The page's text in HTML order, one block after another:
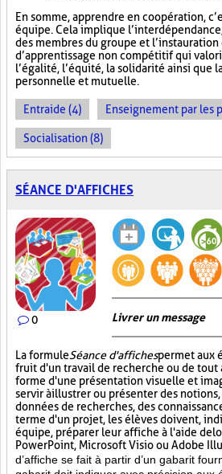
En somme, apprendre en coopération,
équipe. Cela implique
des membres du groupe et l’instauration
d’apprentissage non compétitif qui
l’égalité, l’équité, la solidarité ainsi que
personnelle et mutuelle.
Entraide (4) Enseignement par les
Socialisation (8)
SÉANCE D'AFFICHES
0 Livrer un message
La formuleSéance d'affichespermet aux
fruit d'un travail de recherche ou de tout
forme d'une présentation visuelle et
servir à illustrer ou présenter des notions,
données de recherches, des
terme d'un projet, les élèves doivent,
équipe, préparer leur affiche à l'aide de
PowerPoint, Microsoft Visio ou Adobe
d’affiche se fait à partir d’un gabarit